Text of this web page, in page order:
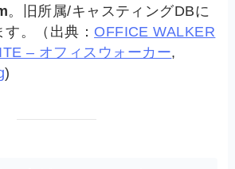
。旧所属/キャスティングDBに
。（出典： OFFICE WALKER
– オフィスウォーカー,
)